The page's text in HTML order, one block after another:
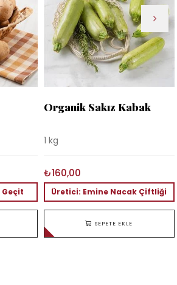
Organik Sakız Kabak
1 kg
₺160,00
Üretici: Emine Nacak Çiftliği
SEPETE EKLE